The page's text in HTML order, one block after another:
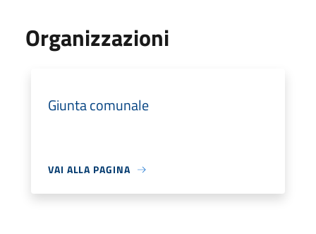
Organizzazioni
Giunta comunale
VAI ALLA PAGINA